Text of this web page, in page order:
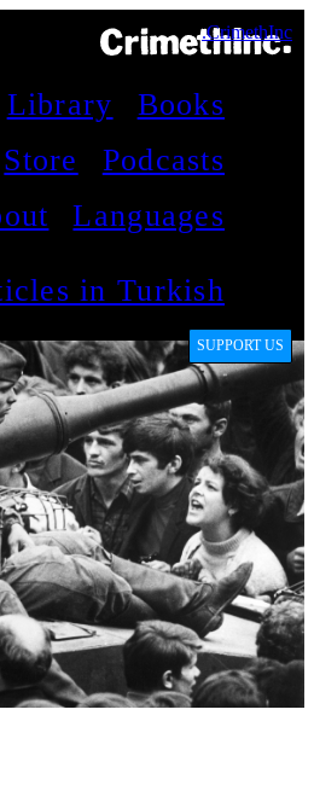
CrimethInc.
Books
Library
Podcasts
Store
Languages
in Turkish →
SUPPORT US